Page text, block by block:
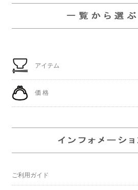
アイテム
価 格
ご利用ガイド